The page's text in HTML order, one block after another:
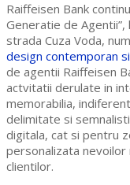
Raiffeisen Bank
Generatie de Agentii”,
strada Cuza Voda,
design contemporan
de agentii Raiffeisen
actvitatii derulate in
memorabilia,
delimitate si
digitala, cat si pentru
personalizata nevoilor
clientilor.